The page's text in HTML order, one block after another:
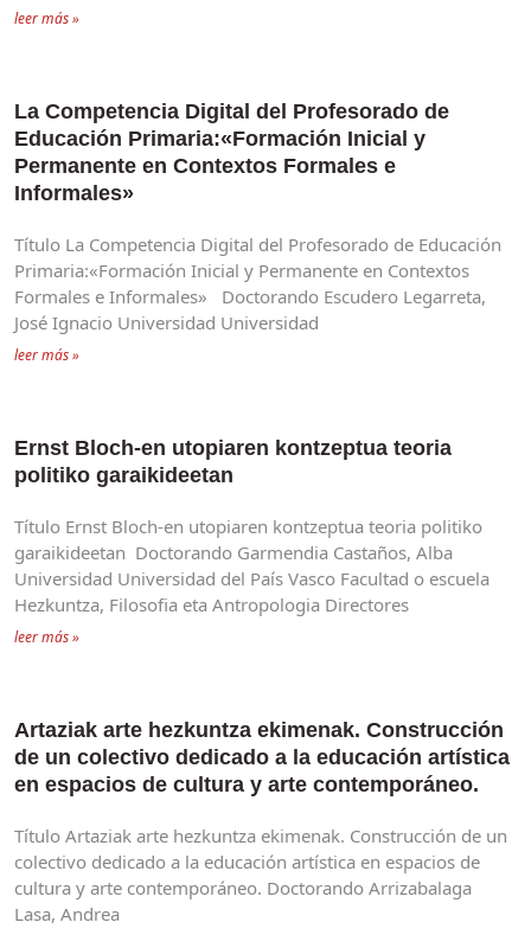
leer más »
La Competencia Digital del Profesorado de
Educación Primaria:«Formación Inicial y
Permanente en Contextos Formales e
Informales»
Título La Competencia Digital del Profesorado de Educación
Primaria:«Formación Inicial y Permanente en Contextos
Formales e Informales» Doctorando Escudero Legarreta,
José Ignacio Universidad Universidad
leer más »
Ernst Bloch-en utopiaren kontzeptua teoria
politiko garaikideetan
Título Ernst Bloch-en utopiaren kontzeptua teoria politiko
garaikideetan Doctorando Garmendia Castaños, Alba
Universidad Universidad del País Vasco Facultad o escuela
Hezkuntza, Filosofia eta Antropologia Directores
leer más »
Artaziak arte hezkuntza ekimenak. Construcción
de un colectivo dedicado a la educación artística
en espacios de cultura y arte contemporáneo.
Título Artaziak arte hezkuntza ekimenak. Construcción de un
colectivo dedicado a la educación artística en espacios de
cultura y arte contemporáneo. Doctorando Arrizabalaga
Lasa, Andrea